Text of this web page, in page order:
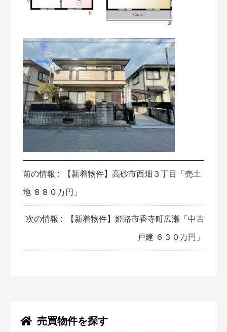
売買物件を探す
前の情報 : 【新着物件】高砂市西畑３丁目「売土
地 ８８０万円」
次の情報 : 【新着物件】姫路市香寺町広瀬「中古
戸建 ６３０万円」